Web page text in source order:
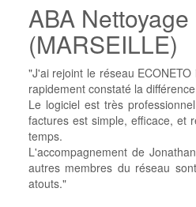
ABA Nettoyage
(MARSEILLE)
"J'ai rejoint le réseau
rapidement constaté la
Le logiciel est très
factures est simple, efficace, et
temps.
L'accompagnement de
autres membres du réseau
atouts."